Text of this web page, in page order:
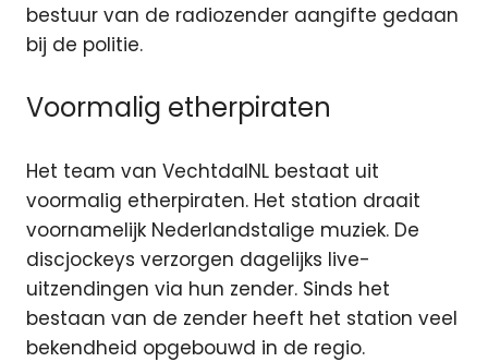
bestuur van de radiozender aangifte gedaan
bij de politie.
Voormalig etherpiraten
Het team van VechtdalNL bestaat uit
voormalig etherpiraten. Het station draait
voornamelijk Nederlandstalige muziek. De
discjockeys verzorgen dagelijks live-
uitzendingen via hun zender. Sinds het
bestaan van de zender heeft het station veel
bekendheid opgebouwd in de regio.